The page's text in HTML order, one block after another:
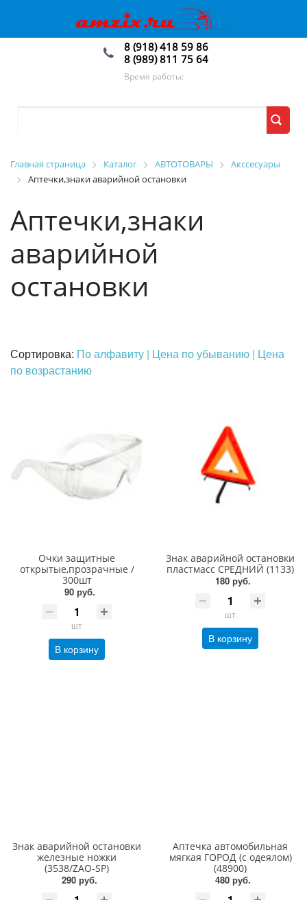
8 (918) 418 59 86
8 (989) 811 75 64
Время работы:
Главная страница Каталог АВТОТОВАРЫ
Акссесуары
Аптечки,знаки аварийной остановки
Аптечки,знаки
аварийной
остановки
Сортировка: По алфавиту | Цена по убыванию | Цена
по возрастанию
Очки защитные
открытые,прозрачные /
300шт
90 руб.
шт
В корзину
Знак аварийной остановки
пластмасс СРЕДНИЙ (1133)
180 руб.
шт
В корзину
Знак аварийной остановки
железные ножки
(3538/ZAO-SP)
290 руб.
Аптечка автомобильная
мягкая ГОРОД (с одеялом)
(48900)
480 руб.